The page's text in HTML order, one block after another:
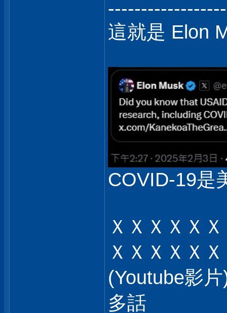
這就是 Elon
COVID-19是
ＸＸＸＸＸ
ＸＸＸＸＸ
(Youtube影
多話